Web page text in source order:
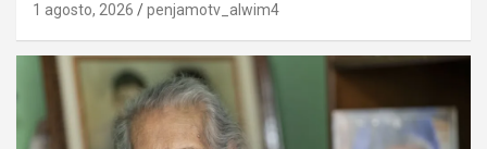
1 agosto, 2026 penjamotv_alwim4